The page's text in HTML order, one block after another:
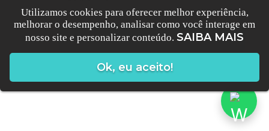
Utilizamos cookies para oferecer melhor experiência,
melhorar o desempenho, analisar como você interage em
nosso site e personalizar conteúdo. SAIBA MAIS
Ok, eu aceito!
Conversar no Whatsapp